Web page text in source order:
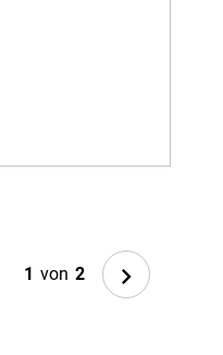
1 von 2
Next